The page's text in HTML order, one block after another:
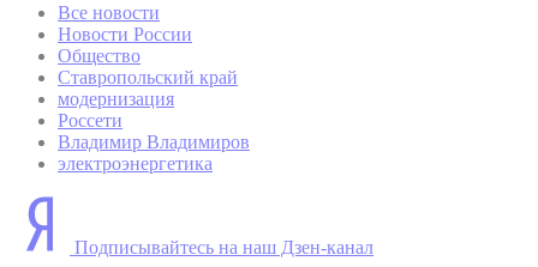
Все новости
Новости России
Общество
Ставропольский край
модернизация
Россети
Владимир Владимиров
электроэнергетика
Подписывайтесь на наш Дзен-канал